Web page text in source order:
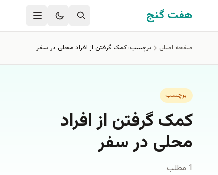
رفتن به محتوای اصلی
هفت گنج
صفحه اصلی برچسب: کمک گرفتن از افراد محلی در سفر
برچسب
کمک گرفتن از افراد
محلی در سفر
1 مطلب